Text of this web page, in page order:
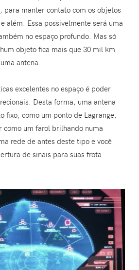
para manter contato com os objetos
além. Essa possivelmente será uma
no espaço profundo. Mas só
objeto fica mais que 30 mil km
antena.
excelentes no espaço é poder
Desta forma, uma antena
fixo, como um ponto de Lagrange,
como um farol brilhando numa
rede de antes deste tipo e você
de sinais para suas frota